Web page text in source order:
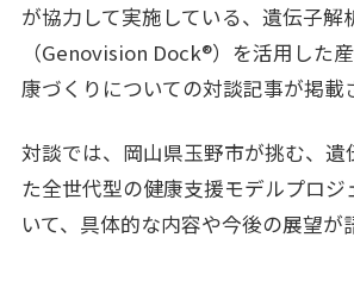
電子カルテ（モバカル）
企業理念 CORPORATE PHILOSOPHY
が協力して実施している、遺伝子解
（Genovision Dock®）を活用した
康づくりについての対談記事が掲載
対談では、岡山県玉野市が挑む、遺
た全世代型の健康支援モデルプロジ
いて、具体的な内容や今後の展望が